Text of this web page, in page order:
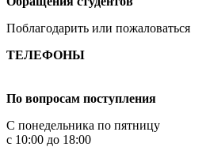
Поблагодарить или пожаловаться
ТЕЛЕФОНЫ
По вопросам поступления
С понедельника по пятницу
с 10:00 до 18:00